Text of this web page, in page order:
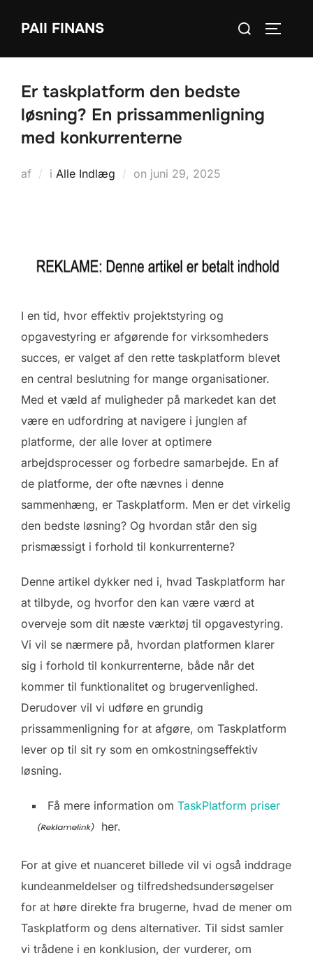
PAII FINANS
Søg
Er taskplatform den bedste
løsning? En prissammenligning
med konkurrenterne
af i Alle Indlæg on Udgivet
juni 29, 2025
I en tid, hvor effektiv projektstyring og
opgavestyring er afgørende for virksomheders
succes, er valget af den rette taskplatform blevet
en central beslutning for mange organisationer.
Med et væld af muligheder på markedet kan det
være en udfordring at navigere i junglen af
platforme, der alle lover at optimere
arbejdsprocesser og forbedre samarbejde. En af
de platforme, der ofte nævnes i denne
sammenhæng, er Taskplatform. Men er det virkelig
den bedste løsning? Og hvordan står den sig
prismæssigt i forhold til konkurrenterne?
Denne artikel dykker ned i, hvad Taskplatform har
at tilbyde, og hvorfor den kan være værd at
overveje som dit næste værktøj til opgavestyring.
Vi vil se nærmere på, hvordan platformen klarer
sig i forhold til konkurrenterne, både når det
kommer til funktionalitet og brugervenlighed.
Derudover vil vi udføre en grundig
prissammenligning for at afgøre, om Taskplatform
lever op til sit ry som en omkostningseffektiv
løsning.
Få mere information om TaskPlatform priser
her.
For at give et nuanceret billede vil vi også inddrage
kundeanmeldelser og tilfredshedsundersøgelser
for at høre direkte fra brugerne, hvad de mener om
Taskplatform og dens alternativer. Til sidst samler
vi trådene i en konklusion, der vurderer, om